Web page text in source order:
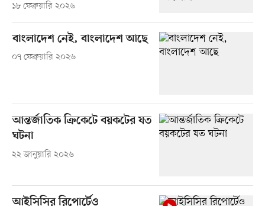
১৮ ফেব্রুয়ারি ২০২৬
বাংলাদেশ নেই, বাংলাদেশ আছে
০৭ ফেব্রুয়ারি ২০২৬
আন্তর্জাতিক ক্রিকেটে বয়কটের যত
ঘটনা
২২ জানুয়ারি ২০২৬
আইসিসির রিপোর্টেও